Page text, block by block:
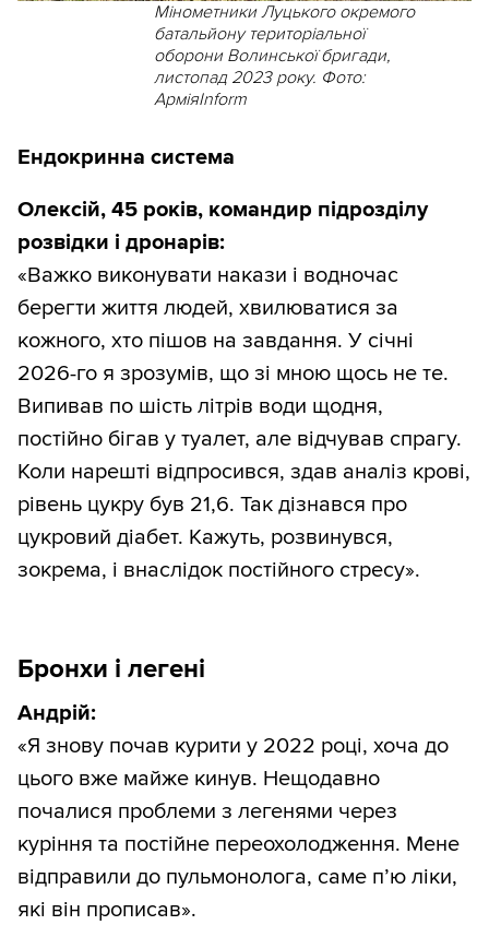
Мінометники Луцького окремого
батальйону територіальної
оборони Волинської бригади,
листопад 2023 року. Фото:
АрміяInform
Ендокринна система
Олексій, 45 років, командир підрозділу
розвідки і дронарів:
«Важко виконувати накази і водночас
берегти життя людей, хвилюватися за
кожного, хто пішов на завдання. У січні
2026-го я зрозумів, що зі мною щось не те.
Випивав по шість літрів води щодня,
постійно бігав у туалет, але відчував спрагу.
Коли нарешті відпросився, здав аналіз крові,
рівень цукру був 21,6. Так дізнався про
цукровий діабет. Кажуть, розвинувся,
зокрема, і внаслідок постійного стресу».
Бронхи і легені
Андрій:
«Я знову почав курити у 2022 році, хоча до
цього вже майже кинув. Нещодавно
почалися проблеми з легенями через
куріння та постійне переохолодження. Мене
відправили до пульмонолога, саме п’ю ліки,
які він прописав».